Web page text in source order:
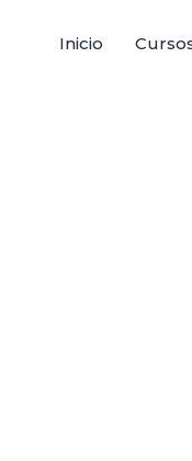
Inicio